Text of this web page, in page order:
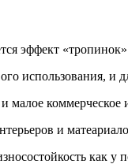
эффект
использования,
коммерческое
и
как у